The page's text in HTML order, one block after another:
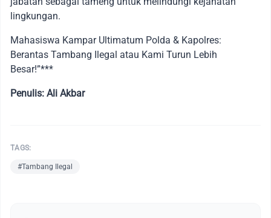
lingkungan.
Mahasiswa Kampar Ultimatum Polda & Kapolres:
Berantas Tambang Ilegal atau Kami Turun Lebih
Besar!”***
Penulis: Ali Akbar
TAGS:
#Tambang Ilegal